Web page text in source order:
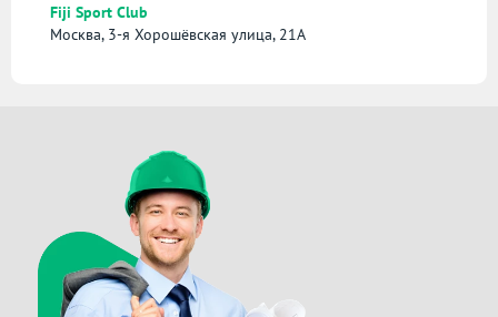
Fiji Sport Club
Москва, 3-я Хорошёвская улица, 21А